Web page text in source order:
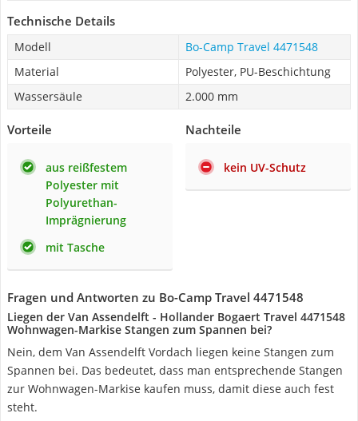
Technische Details
Modell
Bo-Camp Travel 4471548
Material
Polyester, PU-Beschichtung
Wassersäule
2.000 mm
Vorteile
aus reißfestem
Polyester mit
Polyurethan-
Imprägnierung
mit Tasche
Nachteile
kein UV-Schutz
Fragen und Antworten zu Bo-Camp Travel 4471548
Liegen der Van Assendelft - Hollander Bogaert Travel 4471548
Wohnwagen-Markise Stangen zum Spannen bei?
Nein, dem Van Assendelft Vordach liegen keine Stangen zum
Spannen bei. Das bedeutet, dass man entsprechende Stangen
zur Wohnwagen-Markise kaufen muss, damit diese auch fest
steht.